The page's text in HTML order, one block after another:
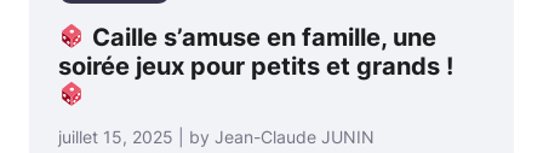
Caille s’amuse en famille, une
soirée jeux pour petits et grands !
juillet 15, 2025 | by Jean-Claude JUNIN